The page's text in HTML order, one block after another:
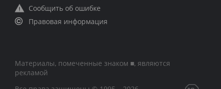
Сообщить об ошибке
Правовая информация
Материалы, помеченные знаком ■, являются
рекламой